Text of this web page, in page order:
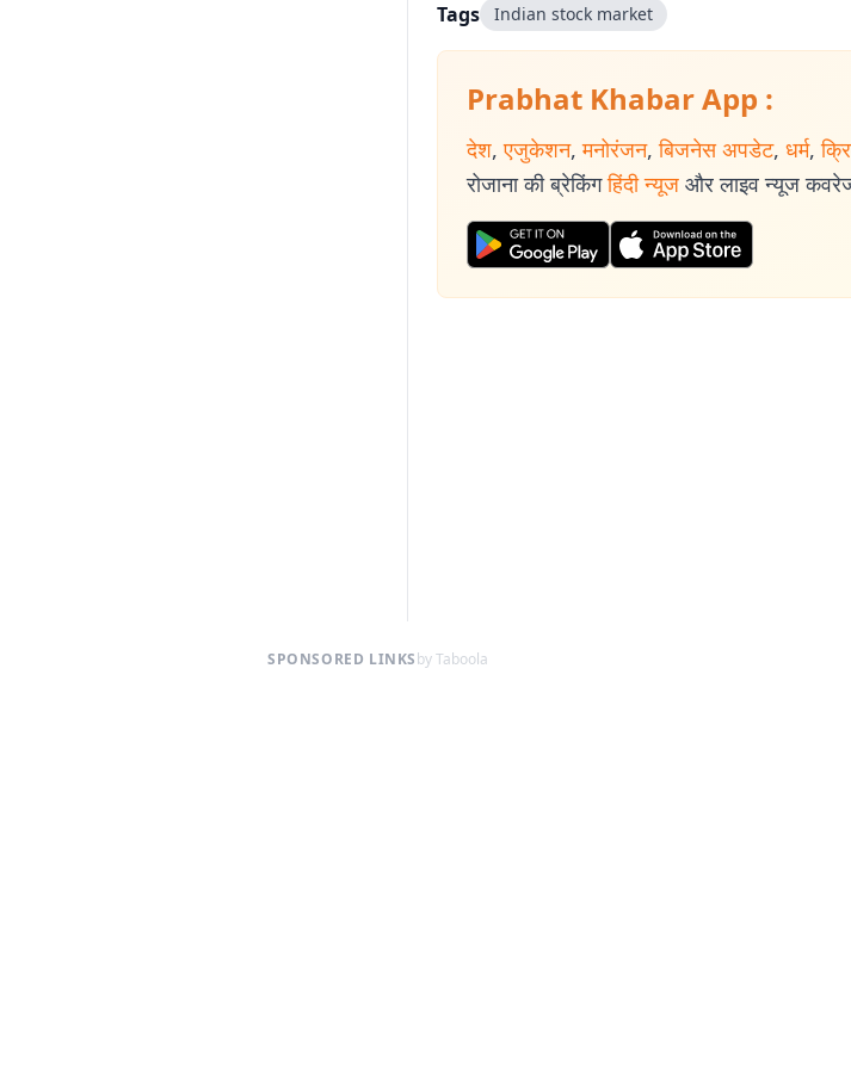
Tags Indian stock market
Prabhat Khabar App :
देश, एजुकेशन, मनोरंजन, बिजनेस अपडेट, धर्म,
रोजाना की ब्रेकिंग हिंदी न्यूज और लाइव न्यूज
SPONSORED LINKSby Taboola